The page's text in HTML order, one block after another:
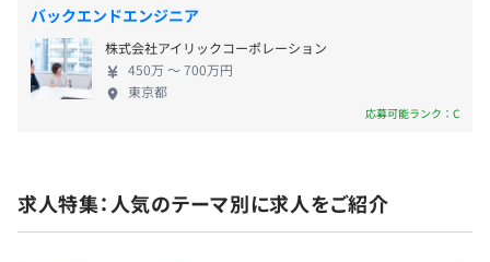
◆社内勉強会制度「シェアナレ！」
1日1時間、業務として勉強会をおこなえる制度です。自ら
開催することも、誰かが企画したものに参加することも、
り、デザイナー等の勉強会に参加するエンジニアも複数い
ます。
リモート環境の整備を支援するレンタルサービス「リモー
トHQ」が利用可能
※レンタル例：ワークチェア、デスク、モニター、キーボ
ード、PC周辺、オンライン会議関連等
◆慶弔見舞金
バックエンドエンジニア
株式会社アイリックコーポレーション
450万 〜 700万円
東京都
応募可能ランク：C
求人特集：人気のテーマ別に求人をご紹介